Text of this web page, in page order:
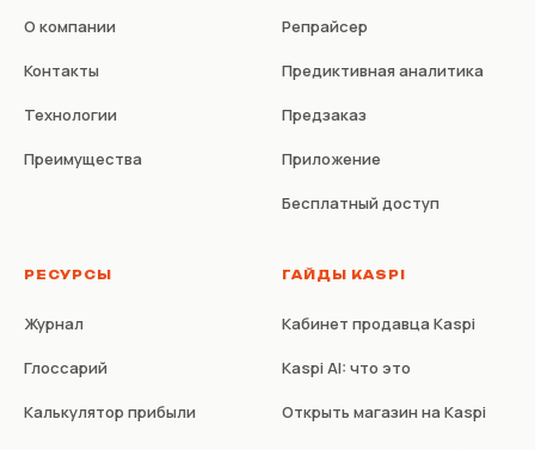
О компании
Контакты
Технологии
Преимущества
Репрайсер
Предиктивная аналитика
Предзаказ
Приложение
Бесплатный доступ
РЕСУРСЫ
Журнал
Глоссарий
Калькулятор прибыли
ГАЙДЫ KASPI
Кабинет продавца Kaspi
Kaspi AI: что это
Открыть магазин на Kaspi